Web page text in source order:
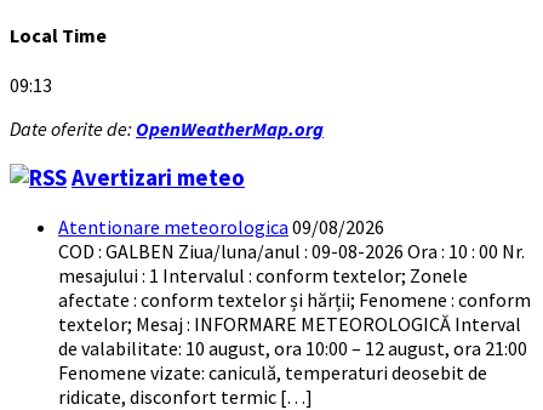
Local Time
09:13
Date oferite de: OpenWeatherMap.org
Avertizari meteo
Atentionare meteorologica 09/08/2026
COD : GALBEN Ziua/luna/anul : 09-08-2026 Ora : 10 : 00 Nr.
mesajului : 1 Intervalul : conform textelor; Zonele
afectate : conform textelor și hărții; Fenomene : conform
textelor; Mesaj : INFORMARE METEOROLOGICĂ Interval
de valabilitate: 10 august, ora 10:00 – 12 august, ora 21:00
Fenomene vizate: caniculă, temperaturi deosebit de
ridicate, disconfort termic […]